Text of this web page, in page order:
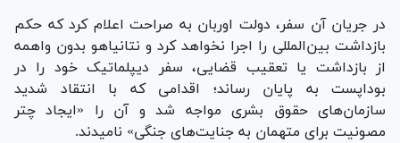
در جریان آن سفر، دولت اوربان به صراحت اعلام کرد که حکم
بازداشت بین‌المللی را اجرا نخواهد کرد و نتانیاهو بدون واهمه
از بازداشت یا تعقیب قضایی، سفر دیپلماتیک خود را در
بوداپست به پایان رساند؛ اقدامی که با انتقاد شدید
سازمان‌های حقوق بشری مواجه شد و آن را «ایجاد چتر
مصونیت برای متهمان به جنایت‌های جنگی» نامیدند.